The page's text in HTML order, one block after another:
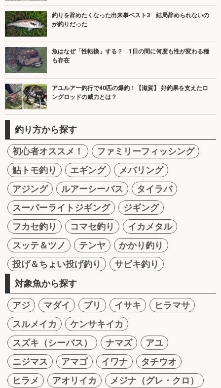
釣りを辞めたくなった出来事ベスト3 結局辞められないの
が釣りだった
魚はなぜ「性転換」する？ 1日の間に何度も性が変わる種
も存在
アユルアー釣行で40匹の爆釣！【滋賀】 好釣果を支えたロ
ングロッドの威力とは？
釣り方から探す
初心者オススメ！
ファミリーフィッシング
鮎トモ釣り
エギング
メバリング
アジング
ルアーシーバス
タイラバ
スーパーライトジギング
ジギング
フカセ釣り
コマセ釣り
イカメタル
スッテ＆ツノ
テンヤ
かかり釣り
投げ＆ちょい投げ釣り
サビキ釣り
対象魚から探す
アジ マダイ ブリ イサキ
ヒラマサ
スルメイカ
ケンサキイカ
スズキ（シーバス）
ナマズ
アユ
ニジマス
アマゴ イワナ
タチウオ
ヒラメ
アオリイカ
メジナ（グレ・クロ）